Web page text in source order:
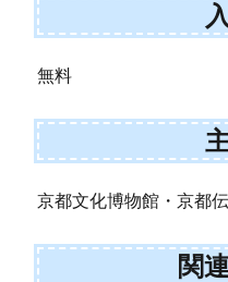
無料
京都文化博物館・京都
関